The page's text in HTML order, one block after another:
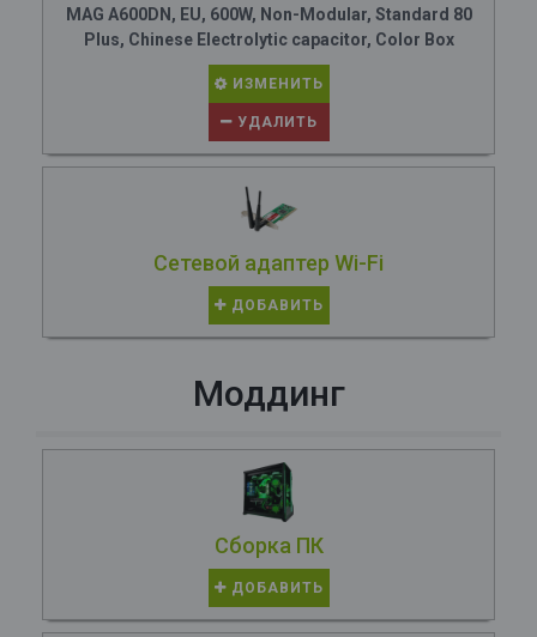
MAG A600DN, EU, 600W, Non-Modular, Standard 80
Plus, Chinese Electrolytic capacitor, Color Box
ИЗМЕНИТЬ
УДАЛИТЬ
Сетевой адаптер Wi-Fi
ДОБАВИТЬ
Моддинг
Сборка ПК
ДОБАВИТЬ